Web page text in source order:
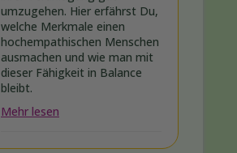
umzugehen. Hier erfährst Du,
welche Merkmale einen
hochempathischen Menschen
ausmachen und wie man mit
dieser Fähigkeit in Balance
bleibt.
Mehr lesen